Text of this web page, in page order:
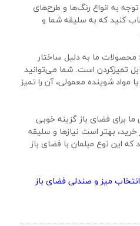
انتخاب میز و صندلی فضای باز